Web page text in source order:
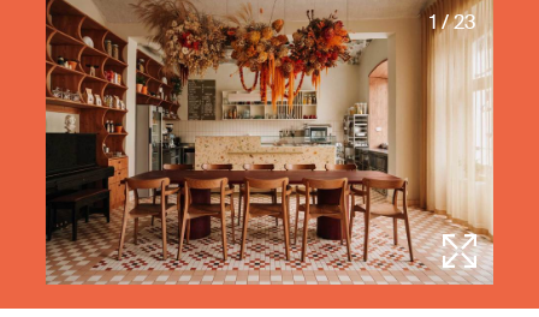
1 / 23